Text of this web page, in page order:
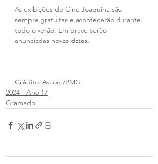
As exibições do Cine Joaquina são
sempre gratuitas e acontecerão durante
todo o verão. Em breve serão
anunciadas novas datas.
Crédito: Ascom/PMG
2024 - Ano 17
Gramado